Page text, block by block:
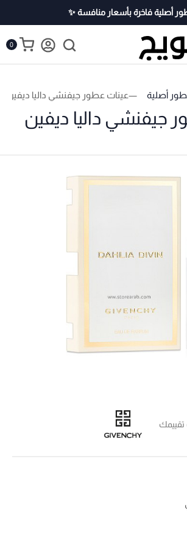
0
أصلية عينات عطور جيفنشي داليا ديفين
جيفنشي داليا ديفين